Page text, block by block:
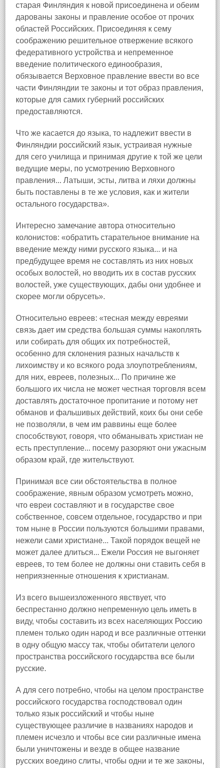
старая Финляндия к новой присоединена и обеим
дарованы законы и правление особое от прочих
областей Российских. Присоединяя к сему
соображению решительное отвержение всякого
федеративного устройства и непременное
введение политического единообразия,
обязывается Верховное правление ввести во все
части Финляндии те законы и тот образ правления,
которые для самих губерний российских
предоставляются.
Что же касается до языка, то надлежит ввести в
Финляндии российский язык, устраивая нужные
для сего училища и принимая другие к той же цели
ведущие меры, по усмотрению Верховного
правления... Латыши, эсты, литва и ляхи должны
быть поставлены в те же условия, как и жители
остального государства».
Интересно замечание автора относительно
колонистов: «обратить старательное внимание на
введение между ними русского языка... и на
предбудущее время не составлять из них новых
особых волостей, но вводить их в состав русских
волостей, уже существующих, дабы они удобнее и
скорее могли обрусеть».
Относительно евреев: «тесная между евреями
связь дает им средства большая суммы накоплять
или собирать для общих их потребностей,
особенно для склонения разных начальств к
лихоимству и ко всякого рода злоупотреблениям,
для них, евреев, полезных... По причине же
большого их числа не может честная торговля всем
доставлять достаточное пропитание и потому нет
обманов и фальшивых действий, коих бы они себе
не позволяли, в чем им раввины еще более
способствуют, говоря, что обманывать христиан не
есть преступление... посему разоряют они ужасным
образом край, где жительствуют.
Принимая все сии обстоятельства в полное
соображение, явным образом усмотреть можно,
что евреи составляют и в государстве свое
собственное, совсем отдельное, государство и при
том ныне в России пользуются большими правами,
нежели сами христиане... Такой порядок вещей не
может далее длиться... Ежели Россия не выгоняет
евреев, то тем более не должны они ставить себя в
неприязненные отношения к христианам.
Из всего вышеизложенного явствует, что
беспрестанно должно непременную цель иметь в
виду, чтобы составить из всех населяющих Россию
племен только один народ и все различные оттенки
в одну общую массу так, чтобы обитатели целого
пространства российского государства все были
русские.
А для сего потребно, чтобы на целом пространстве
российского государства господствовал один
только язык российский и чтобы ныне
существующее различие в названиях народов и
племен исчезло и чтобы все сии различные имена
были уничтожены и везде в общее название
русских воедино слиты, чтобы одни и те же законы,